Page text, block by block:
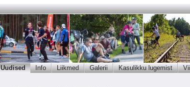
Uudised Info Liikmed Galerii Kasulikku lugemist